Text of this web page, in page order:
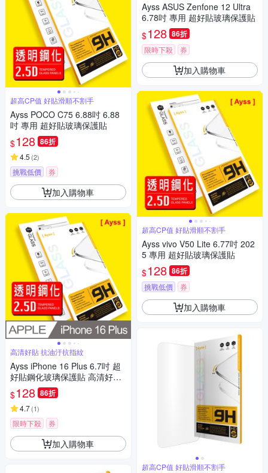
超高CP值 好貼滑順不割手
Ayss POCO C75 6.88吋 6.88
吋 專用 超好貼玻璃保護貼
$128 86折
4.5 (2)
挑戰低價 券
加入購物車
高清好貼 抗油汙抗指紋
Ayss iPhone 16 Plus 6.7吋 超
好貼鋼化玻璃保護貼 高清好貼
抗油汙抗指紋
$128 86折
4.7(1)
限時下殺 券
加入購物車
Ayss ASUS Zenfone 12 Ultra
6.78吋 專用 超好貼玻璃保護貼
$128 86折
限時下殺 券
加入購物車
超高CP值 好貼滑順不割手
Ayss vivo V50 Lite 6.77吋 202
5 專用 超好貼玻璃保護貼
$128 86折
挑戰低價 券
加入購物車
超高CP值 好貼滑順不割手